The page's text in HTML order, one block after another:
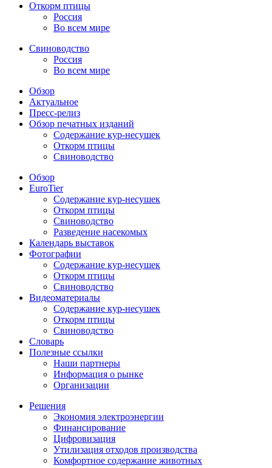
Откорм птицы
Россия
Во всем мире
Свиноводство
Россия
Во всем мире
Обзор
Актуальное
Пресс-релиз
Обзор печатных изданий
Содержание кур-несушек
Откорм птицы
Свиноводство
Обзор
EuroTier
Содержание кур-несушек
Откорм птицы
Свиноводство
Разведение насекомых
Календарь выставок
Фотографии
Содержание кур-несушек
Откорм птицы
Свиноводство
Видеоматериалы
Содержание кур-несушек
Откорм птицы
Свиноводство
Словарь
Полезные ссылки
Наши партнеры
Информация о рынке
Организации
Решения
Экономия электроэнергии
Финансирование
Цифровизация
Утилизация отходов производства
Комфортное содержание животных